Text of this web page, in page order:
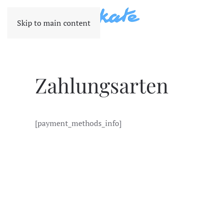
Skip to main content
Zahlungsarten
[payment_methods_info]